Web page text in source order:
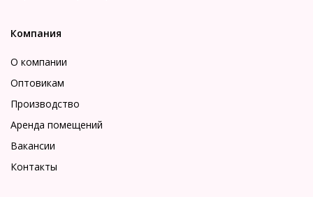
Компания
О компании
Оптовикам
Производство
Аренда помещений
Вакансии
Контакты